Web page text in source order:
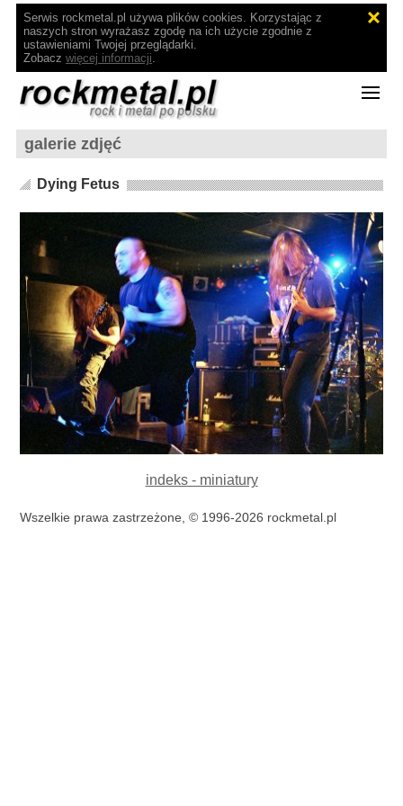
Serwis rockmetal.pl używa plików cookies. Korzystając z
naszych stron wyrażasz zgodę na ich użycie zgodnie z
ustawieniami Twojej przeglądarki.
Zobacz więcej informacji.
galerie zdjęć
Dying Fetus
indeks - miniatury
Wszelkie prawa zastrzeżone, © 1996-2026 rockmetal.pl